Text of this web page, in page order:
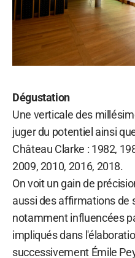
Dégustation
Une verticale des
juger du potentiel ainsi
Château Clarke : 1982,
2009, 2010, 2016, 2018.
On voit un gain de
aussi des affirmations de
notamment influencées
impliqués dans
successivement Émile